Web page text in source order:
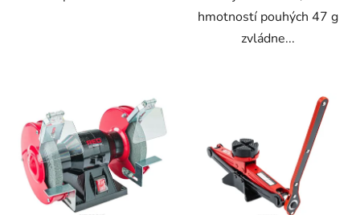
hmotností pouhých 47 g
zvládne...